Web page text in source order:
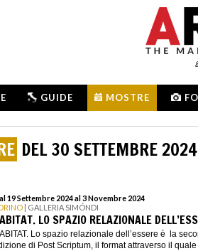
GUIDE MOSTRE
DEL 30 SETTEMBRE
19 Settembre 2024 al 3 Novembre 2024
| GALLERIA SIMÓNDI
LO SPAZIO RELAZIONALE
Lo spazio relazionale dell’essere è la
di Post Scriptum, il format attraverso il